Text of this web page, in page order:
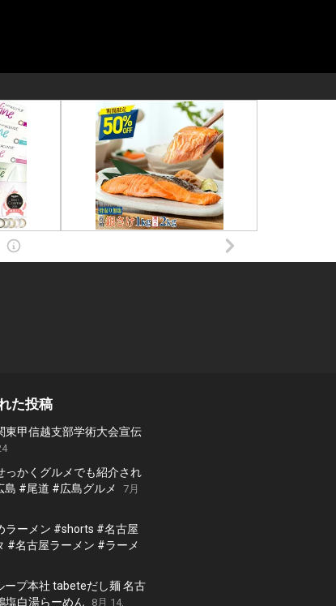
た投稿
東甲信越支部学術大会宣伝
っかくグルメでも紹介され
島 #尾道 #広島グルメ
7月
ラーメン #shorts #名古屋
#名古屋ラーメン #ラーメ
ープ本社 tabeteだし麺 名古
塩白湯らーめん
8月 14,